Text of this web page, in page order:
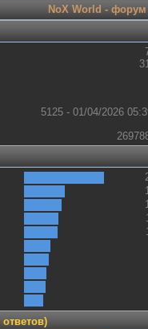
NoX World - форум
5125 - 01/04/2026